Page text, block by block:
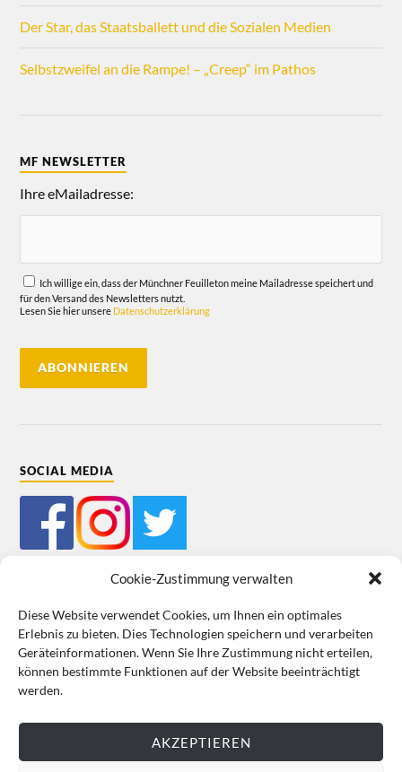
Cookie-Zustimmung verwalten
Diese Website verwendet Cookies, um Ihnen ein optimales
Erlebnis zu bieten. Dies Technologien speichern und verarbeiten
Geräteinformationen. Wenn Sie Ihre Zustimmung nicht erteilen,
können bestimmte Funktionen auf der Website beeinträchtigt
werden.
AKZEPTIEREN
Der Star, das Staatsballett und die Sozialen Medien
Selbstzweifel an die Rampe! – „Creep“ im Pathos
MF NEWSLETTER
Ihre eMailadresse:
Ich willige ein, dass der Münchner Feuilleton meine Mailadresse speichert und
für den Versand des Newsletters nutzt.
Lesen Sie hier unsere Datenschutzerklärung
SOCIAL MEDIA
Mein Bestellkonto Kundeninformationen Datenschutz
Cookie-Richtlinie (EU) Impressum
VERTRAG WIDERRUFEN